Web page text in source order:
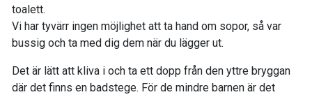
toalett.
Vi har tyvärr ingen möjlighet att ta hand om sopor, så var
bussig och ta med dig dem när du lägger ut.
Det är lätt att kliva i och ta ett dopp från den yttre bryggan
där det finns en badstege. För de mindre barnen är det